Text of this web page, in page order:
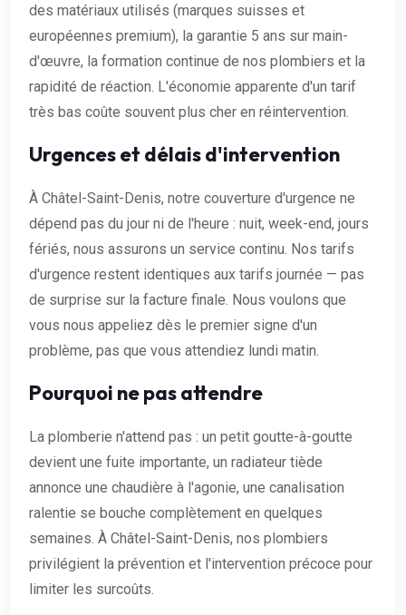
des matériaux utilisés (marques suisses et
européennes premium), la garantie 5 ans sur main-
d'œuvre, la formation continue de nos plombiers et la
rapidité de réaction. L'économie apparente d'un tarif
très bas coûte souvent plus cher en réintervention.
Urgences et délais d'intervention
À Châtel-Saint-Denis, notre couverture d'urgence ne
dépend pas du jour ni de l'heure : nuit, week-end, jours
fériés, nous assurons un service continu. Nos tarifs
d'urgence restent identiques aux tarifs journée — pas
de surprise sur la facture finale. Nous voulons que
vous nous appeliez dès le premier signe d'un
problème, pas que vous attendiez lundi matin.
Pourquoi ne pas attendre
La plomberie n'attend pas : un petit goutte-à-goutte
devient une fuite importante, un radiateur tiède
annonce une chaudière à l'agonie, une canalisation
ralentie se bouche complètement en quelques
semaines. À Châtel-Saint-Denis, nos plombiers
privilégient la prévention et l'intervention précoce pour
limiter les surcoûts.